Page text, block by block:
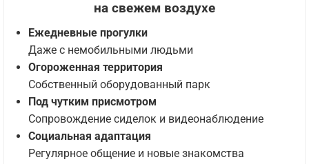
на свежем воздухе
Ежедневные прогулки
Даже с немобильными людьми
Огороженная территория
Собственный оборудованный парк
Под чутким присмотром
Сопровождение сиделок и видеонаблюдение
Социальная адаптация
Регулярное общение и новые знакомства